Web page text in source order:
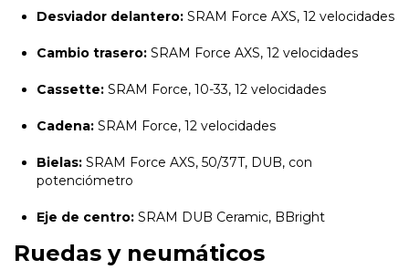
Desviador delantero: SRAM Force AXS, 12 velocidades
Cambio trasero: SRAM Force AXS, 12 velocidades
Cassette: SRAM Force, 10-33, 12 velocidades
Cadena: SRAM Force, 12 velocidades
Bielas: SRAM Force AXS, 50/37T, DUB, con
potenciómetro
Eje de centro: SRAM DUB Ceramic, BBright
Ruedas y neumáticos